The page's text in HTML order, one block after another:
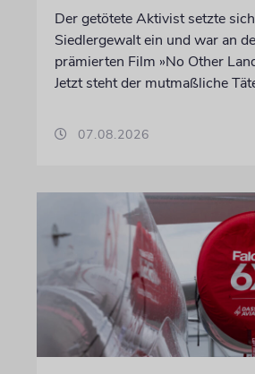
Der getötete Aktivist setzte
Siedlergewalt ein und war an
prämierten Film »No Other
Jetzt steht der mutmaßliche
07.08.2026